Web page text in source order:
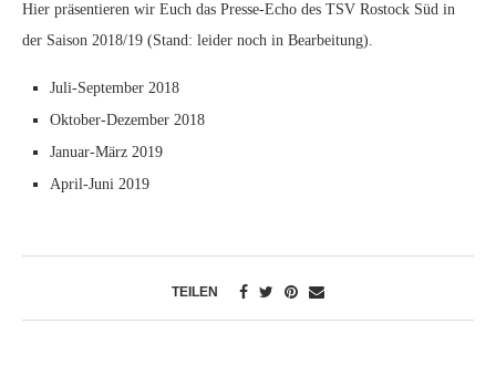
Hier präsentieren wir Euch das Presse-Echo des TSV Rostock Süd in
der Saison 2018/19 (Stand: leider noch in Bearbeitung).
Juli-September 2018
Oktober-Dezember 2018
Januar-März 2019
April-Juni 2019
TEILEN